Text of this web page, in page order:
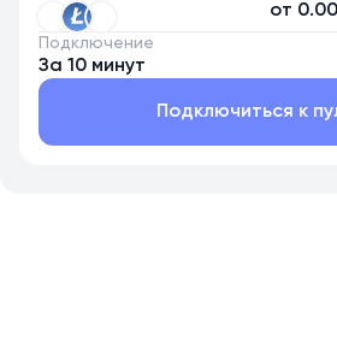
от
Подключение
За 10 минут
Подключиться к